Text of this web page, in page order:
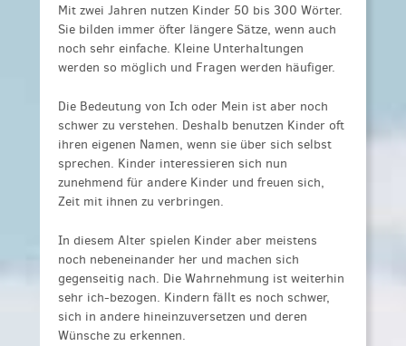
Mit zwei Jahren nutzen Kinder 50 bis 300 Wörter.
Sie bilden immer öfter längere Sätze, wenn auch
noch sehr einfache. Kleine Unterhaltungen
werden so möglich und Fragen werden häufiger.
Die Bedeutung von Ich oder Mein ist aber noch
schwer zu verstehen. Deshalb benutzen Kinder oft
ihren eigenen Namen, wenn sie über sich selbst
sprechen. Kinder interessieren sich nun
zunehmend für andere Kinder und freuen sich,
Zeit mit ihnen zu verbringen.
In diesem Alter spielen Kinder aber meistens
noch nebeneinander her und machen sich
gegenseitig nach. Die Wahrnehmung ist weiterhin
sehr ich-bezogen. Kindern fällt es noch schwer,
sich in andere hineinzuversetzen und deren
Wünsche zu erkennen.